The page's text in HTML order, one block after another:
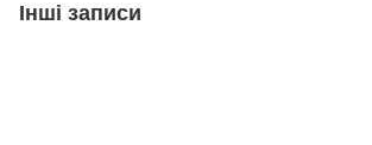
Інші записи